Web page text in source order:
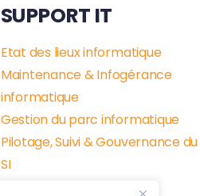
SUPPORT IT
Etat des lieux informatique
Maintenance & Infogérance
informatique
Gestion du parc informatique
Pilotage, Suivi & Gouvernance du
SI
Supervision & Monitoring